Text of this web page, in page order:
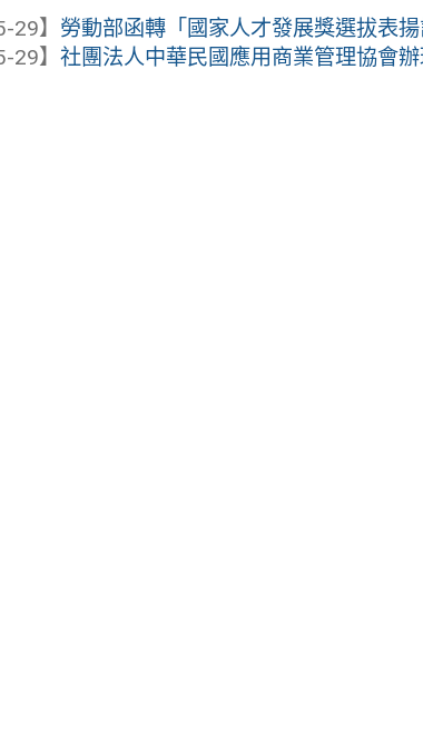
29】 勞動部函轉「國家人才發展獎選拔表
29】社團法人中華民國應用商業管理協會